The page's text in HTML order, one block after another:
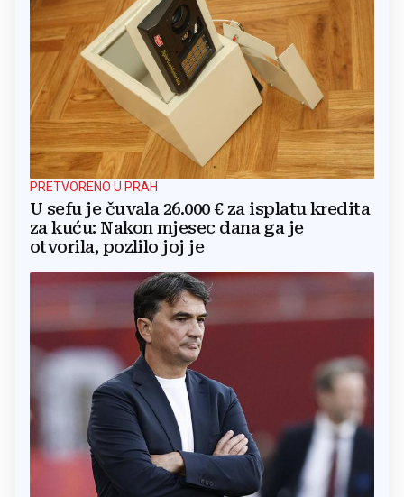
PRETVORENO U PRAH
U sefu je čuvala 26.000 € za isplatu kredita
za kuću: Nakon mjesec dana ga je
otvorila, pozlilo joj je